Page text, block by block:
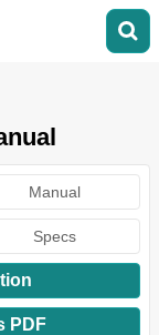
Manual
Specs
PDF